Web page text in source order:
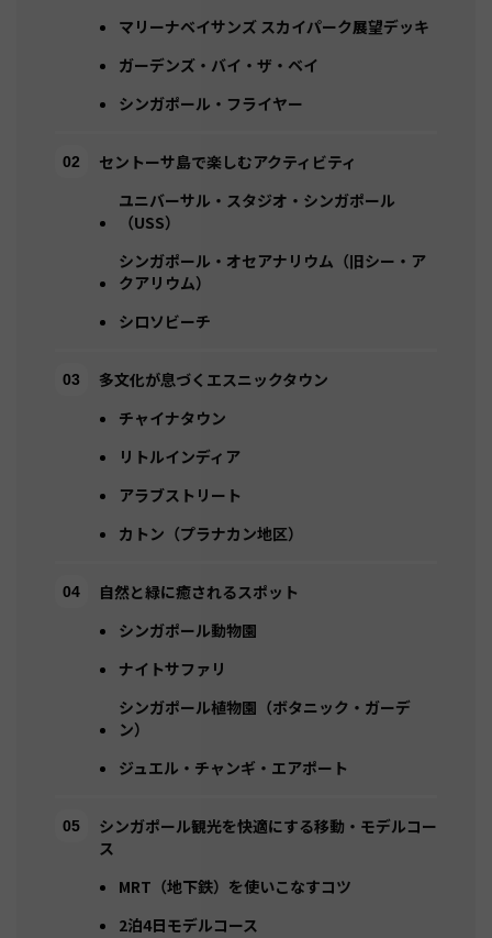
マリーナベイサンズ スカイパーク展望デッキ
ガーデンズ・バイ・ザ・ベイ
シンガポール・フライヤー
セントーサ島で楽しむアクティビティ
ユニバーサル・スタジオ・シンガポール
（USS）
シンガポール・オセアナリウム（旧シー・ア
クアリウム）
シロソビーチ
多文化が息づくエスニックタウン
チャイナタウン
リトルインディア
アラブストリート
カトン（プラナカン地区）
自然と緑に癒されるスポット
シンガポール動物園
ナイトサファリ
シンガポール植物園（ボタニック・ガーデ
ン）
ジュエル・チャンギ・エアポート
シンガポール観光を快適にする移動・モデルコー
ス
MRT（地下鉄）を使いこなすコツ
2泊4日モデルコース